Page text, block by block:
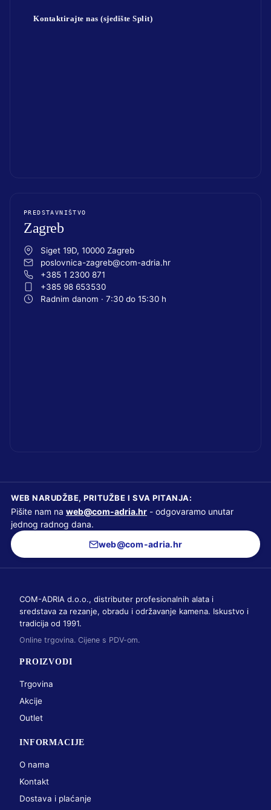
Kontaktirajte nas (sjedište Split)
PREDSTAVNIŠTVO
Zagreb
Siget 19D, 10000 Zagreb
poslovnica-zagreb@com-adria.hr
+385 1 2300 871
+385 98 653530
Radnim danom · 7:30 do 15:30 h
WEB NARUDŽBE, PRITUŽBE I SVA PITANJA:
Pišite nam na web@com-adria.hr - odgovaramo unutar
jednog radnog dana.
web@com-adria.hr
COM-ADRIA d.o.o., distributer profesionalnih alata i
sredstava za rezanje, obradu i održavanje kamena. Iskustvo i
tradicija od 1991.
Online trgovina. Cijene s PDV-om.
PROIZVODI
Trgovina
Akcije
Outlet
INFORMACIJE
O nama
Kontakt
Dostava i plaćanje